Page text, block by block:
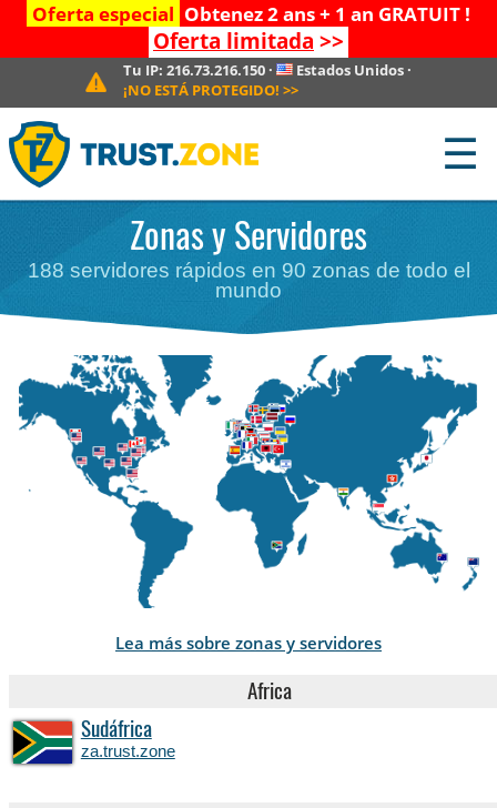
Oferta especial Obtenez 2 ans + 1 an GRATUIT !
Oferta limitada >>
Tu IP: 216.73.216.150· Estados Unidos ·
¡NO ESTÁ PROTEGIDO! >>
☰
Zonas y Servidores
188 servidores rápidos en 90 zonas de todo el
mundo
Lea más sobre zonas y servidores
Africa
Sudáfrica
za.trust.zone